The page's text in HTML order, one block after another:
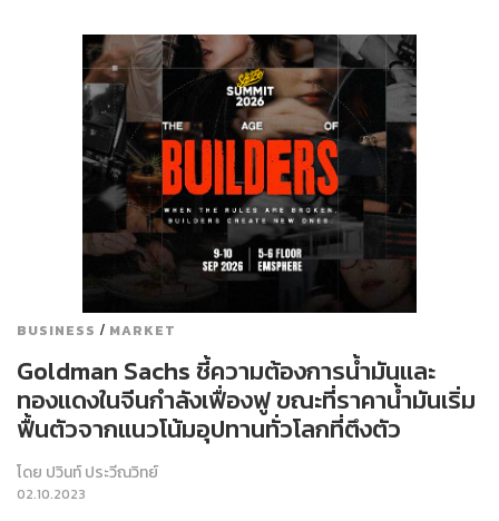
BUSINESS / MARKET
Goldman Sachs ชี้ความต้องการน้ำมันและ
ทองแดงในจีนกำลังเฟื่องฟู ขณะที่ราคาน้ำมันเริ่ม
ฟื้นตัวจากแนวโน้มอุปทานทั่วโลกที่ตึงตัว
โดย ปวินท์ ประวีณวิทย์
02.10.2023